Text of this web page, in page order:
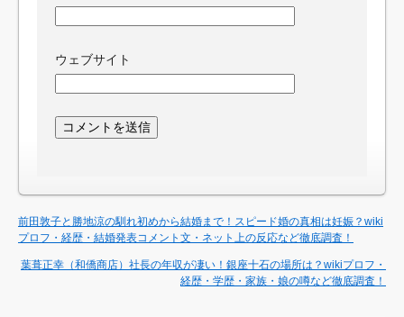
ウェブサイト
前田敦子と勝地涼の馴れ初めから結婚まで！スピード婚の真相は妊娠？wiki
プロフ・経歴・結婚発表コメント文・ネット上の反応など徹底調査！
葉葺正幸（和僑商店）社長の年収が凄い！銀座十石の場所は？wikiプロフ・
経歴・学歴・家族・娘の噂など徹底調査！